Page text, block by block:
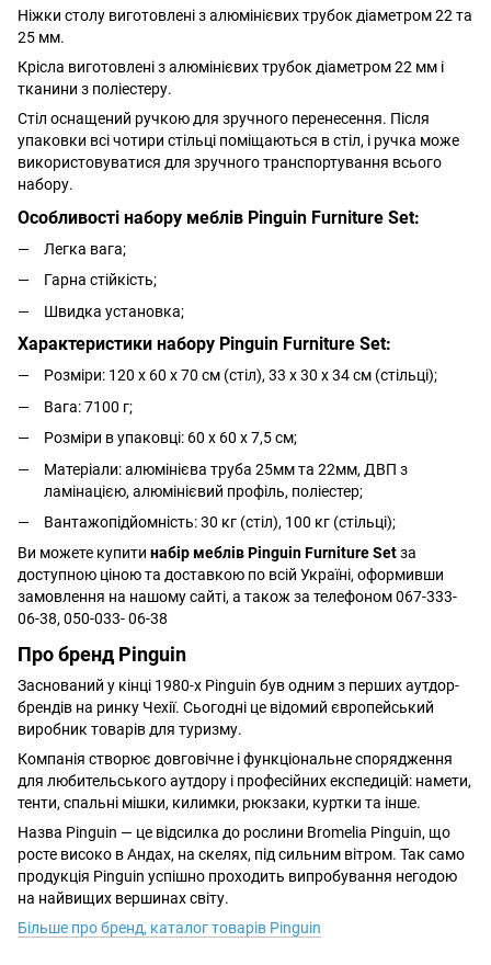
Ніжки столу виготовлені з алюмінієвих трубок діаметром 22 та
25 мм.
Крісла виготовлені з алюмінієвих трубок діаметром 22 мм і
тканини з поліестеру.
Стіл оснащений ручкою для зручного перенесення. Після
упаковки всі чотири стільці поміщаються в стіл, і ручка може
використовуватися для зручного транспортування всього
набору.
Особливості набору меблів Pinguin Furniture Set:
Легка вага;
Гарна стійкість;
Швидка установка;
Характеристики набору Pinguin Furniture Set:
Розміри: 120 х 60 х 70 см (стіл), 33 х 30 х 34 см (стільці);
Вага: 7100 г;
Розміри в упаковці: 60 х 60 х 7,5 см;
Матеріали: алюмінієва труба 25мм та 22мм, ДВП з
ламінацією, алюмінієвий профіль, поліестер;
Вантажопідйомність: 30 кг (стіл), 100 кг (стільці);
Ви можете купити набір меблів Pinguin Furniture Setза
доступною ціною та доставкою по всій Україні, оформивши
замовлення на нашому сайті, а також за телефоном 067-333-
06-38, 050-033- 06-38
Про бренд Pinguin
Заснований у кінці 1980-х Pinguin був одним з перших аутдор-
брендів на ринку Чехії. Сьогодні це відомий європейський
виробник товарів для туризму.
Компанія створює довговічне і функціональне спорядження
для любительського аутдору і професійних експедицій: намети,
тенти, спальні мішки, килимки, рюкзаки, куртки та інше.
Назва Pinguin — це відсилка до рослини Bromelia Pinguin, що
росте високо в Андах, на скелях, під сильним вітром. Так само
продукція Pinguin успішно проходить випробування негодою
на найвищих вершинах світу.
Більше про бренд, каталог товарів Pinguin